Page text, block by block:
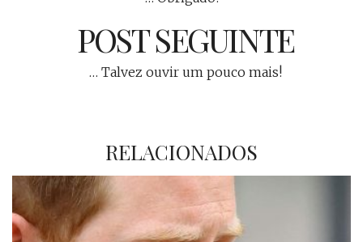
POST SEGUINTE
… Talvez ouvir um pouco mais!
RELACIONADOS